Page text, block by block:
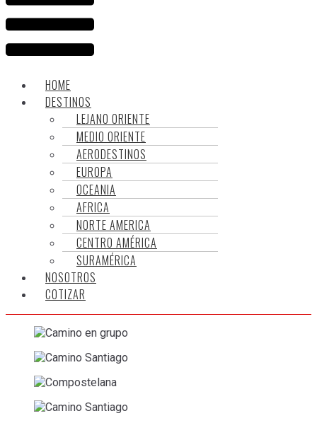
HOME
DESTINOS
LEJANO ORIENTE
MEDIO ORIENTE
AERODESTINOS
EUROPA
OCEANIA
AFRICA
NORTE AMERICA
CENTRO AMÉRICA
SURAMÉRICA
NOSOTROS
COTIZAR